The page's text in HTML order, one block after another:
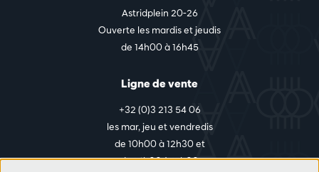
Astridplein 20-26
Ouverte les mardis et jeudis
de 14h00 à 16h45
Ligne de vente
+32 (0)3 213 54 06
les mar, jeu et vendredis
de 10h00 à 12h30 et
de 14h00 à 17h00